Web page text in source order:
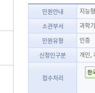
민원안내
지능
소관부서
과학
민원유형
인증
신청인구분
개인,
접수처리